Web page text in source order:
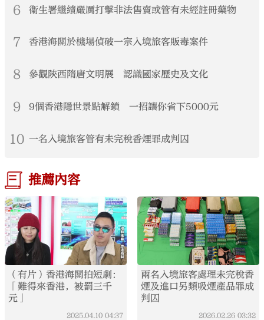
6 衞生署繼續嚴厲打擊非法售賣或管有未經註冊藥物
7 香港海關於機場偵破一宗入境旅客販毒案件
8 參觀陝西隋唐文明展 認識國家歷史及文化
9 9個香港隱世景點解鎖 一招讓你省下5000元
10 一名入境旅客管有未完稅香煙罪成判囚
推薦內容
（有片）香港海關拍短劇：
「難得來香港，被罰三千
元」
2025.04.10 04:37
兩名入境旅客處理未完稅香
煙及進口另類吸煙產品罪成
判囚
2026.02.26 03:32